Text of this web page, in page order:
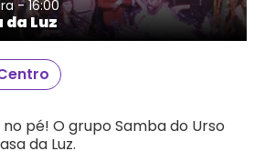
- 16:00
da Luz
pé! O grupo Samba do Urso
da Luz.